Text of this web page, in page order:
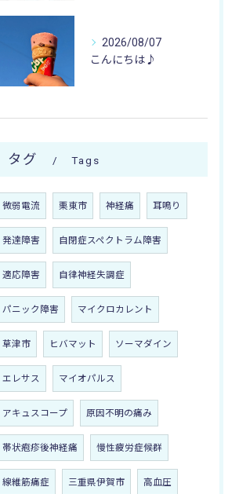
2026/08/07
こんにちは♪
タグ Tags
微弱電流 栗東市 神経痛 耳鳴り
発達障害 自閉症スペクトラム障害
適応障害 自律神経失調症
パニック障害 マイクロカレント
草津市 ヒバマット ソーマダイン
エレサス マイオパルス
アキュスコープ 原因不明の痛み
帯状疱疹後神経痛 慢性疲労症候群
線維筋痛症 三重県伊賀市 高血圧